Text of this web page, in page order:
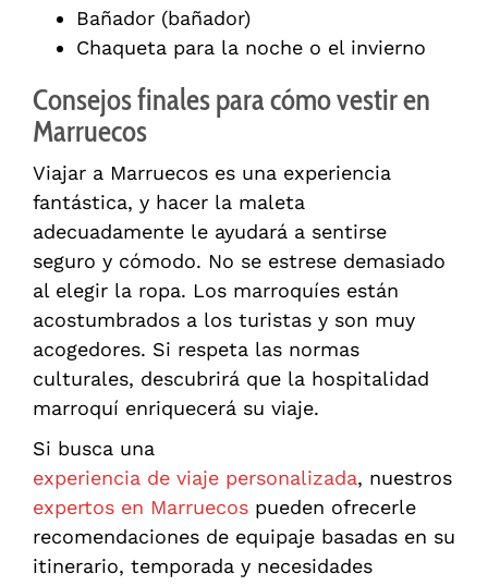
Bañador (bañador)
Chaqueta para la noche o el invierno
Consejos finales para cómo vestir en
Marruecos
Viajar a Marruecos es una experiencia
fantástica, y hacer la maleta
adecuadamente le ayudará a sentirse
seguro y cómodo. No se estrese demasiado
al elegir la ropa. Los marroquíes están
acostumbrados a los turistas y son muy
acogedores. Si respeta las normas
culturales, descubrirá que la hospitalidad
marroquí enriquecerá su viaje.
Si busca una
experiencia de viaje personalizada, nuestros
expertos en Marruecos pueden ofrecerle
recomendaciones de equipaje basadas en su
itinerario, temporada y necesidades